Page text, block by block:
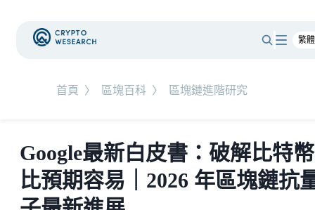
首頁 〉 區塊百科 〉 區塊鏈進階研究
Google最新白皮書：破解比特幣
比預期容易｜2026 年區塊鏈抗